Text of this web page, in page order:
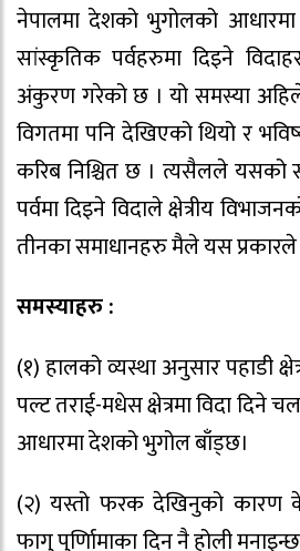
नेपालमा देशको भुगोलको
सांस्कृतिक पर्वहरुमा दिइने
अंकुरण गरेको छ । यो समस्या अहिले
विगतमा पनि देखिएको थियो र
करिब निश्चित छ । त्यसैलले यसको
पर्वमा दिइने विदाले क्षेत्रीय
तीनका समाधानहरु मैले यस
समस्याहरु :
(१) हालको व्यस्था अनुसार पहाडी
पल्ट तराई-मधेस क्षेत्रमा विदा
आधारमा देशको भुगोल बाँड्छ।
(२) यस्तो फरक देखिनुको कारण
फागु पुर्णिामाका दिन नै होली